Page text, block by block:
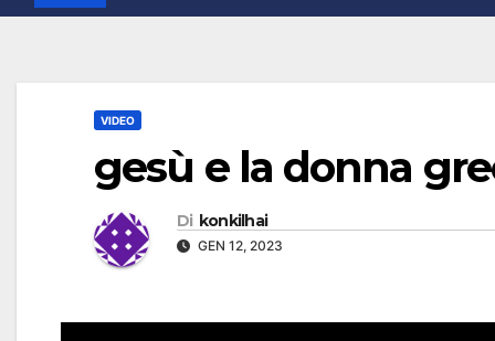
VIDEO
gesù e la donna
Di konkilhai
GEN 12, 2023